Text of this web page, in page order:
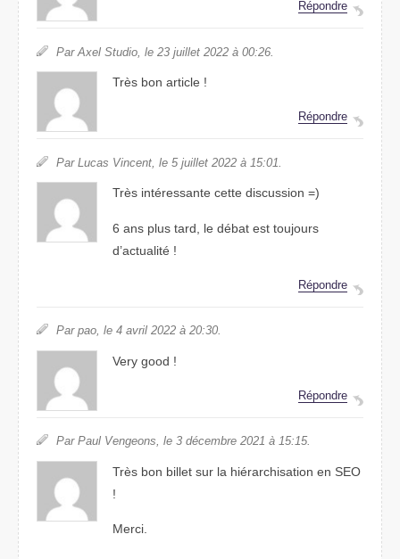
Répondre
Par Axel Studio, le 23 juillet 2022 à 00:26.
Très bon article !
Répondre
Par Lucas Vincent, le 5 juillet 2022 à 15:01.
Très intéressante cette discussion =)
6 ans plus tard, le débat est toujours
d’actualité !
Répondre
Par pao, le 4 avril 2022 à 20:30.
Very good !
Répondre
Par Paul Vengeons, le 3 décembre 2021 à 15:15.
Très bon billet sur la hiérarchisation en SEO
!
Merci.